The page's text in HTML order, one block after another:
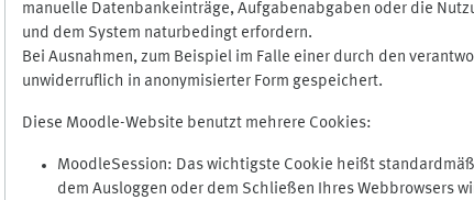
manuelle Datenbankeinträge, Aufgabenabgaben oder die
und dem System naturbedingt erfordern.
Bei Ausnahmen, zum Beispiel im Falle einer durch den
unwiderruflich in anonymisierter Form gespeichert.
Diese Moodle-Website benutzt mehrere Cookies:
MoodleSession: Das wichtigste Cookie heißt
dem Ausloggen oder dem Schließen Ihres Webbrowsers